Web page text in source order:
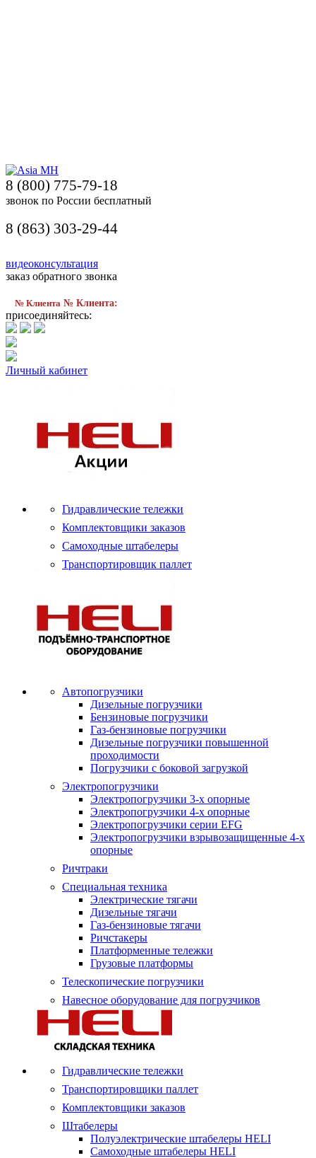
8 (800) 775-79-18
звонок по России бесплатный
8 (863) 303-29-44
видеоконсультация
заказ обратного звонка
№ Клиента № Клиента:
присоединяйтесь:
Личный кабинет
Гидравлические тележки
Комплектовщики заказов
Самоходные штабелеры
Транспортировщик паллет
Автопогрузчики
Дизельные погрузчики
Бензиновые погрузчики
Газ-бензиновые погрузчики
Дизельные погрузчики повышенной
проходимости
Погрузчики с боковой загрузкой
Электропогрузчики
Электропогрузчики 3-х опорные
Электропогрузчики 4-х опорные
Электропогрузчики серии EFG
Электропогрузчики взрывозащищенные 4-х
опорные
Ричтраки
Специальная техника
Электрические тягачи
Дизельные тягачи
Газ-бензиновые тягачи
Ричстакеры
Платформенные тележки
Грузовые платформы
Телескопические погрузчики
Навесное оборудование для погрузчиков
Гидравлические тележки
Транспортировщики паллет
Комплектовщики заказов
Штабелеры
Полуэлектрические штабелеры HELI
Самоходные штабелеры HELI